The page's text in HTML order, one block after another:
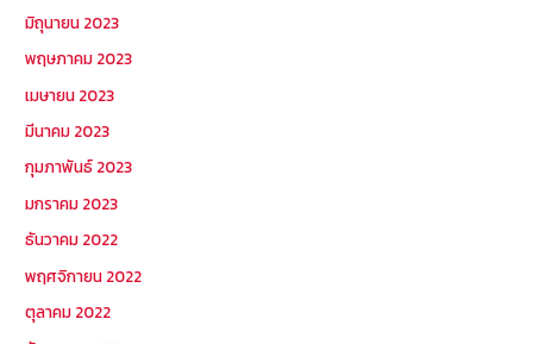
มิถุนายน 2023
พฤษภาคม 2023
เมษายน 2023
มีนาคม 2023
กุมภาพันธ์ 2023
มกราคม 2023
ธันวาคม 2022
พฤศจิกายน 2022
ตุลาคม 2022